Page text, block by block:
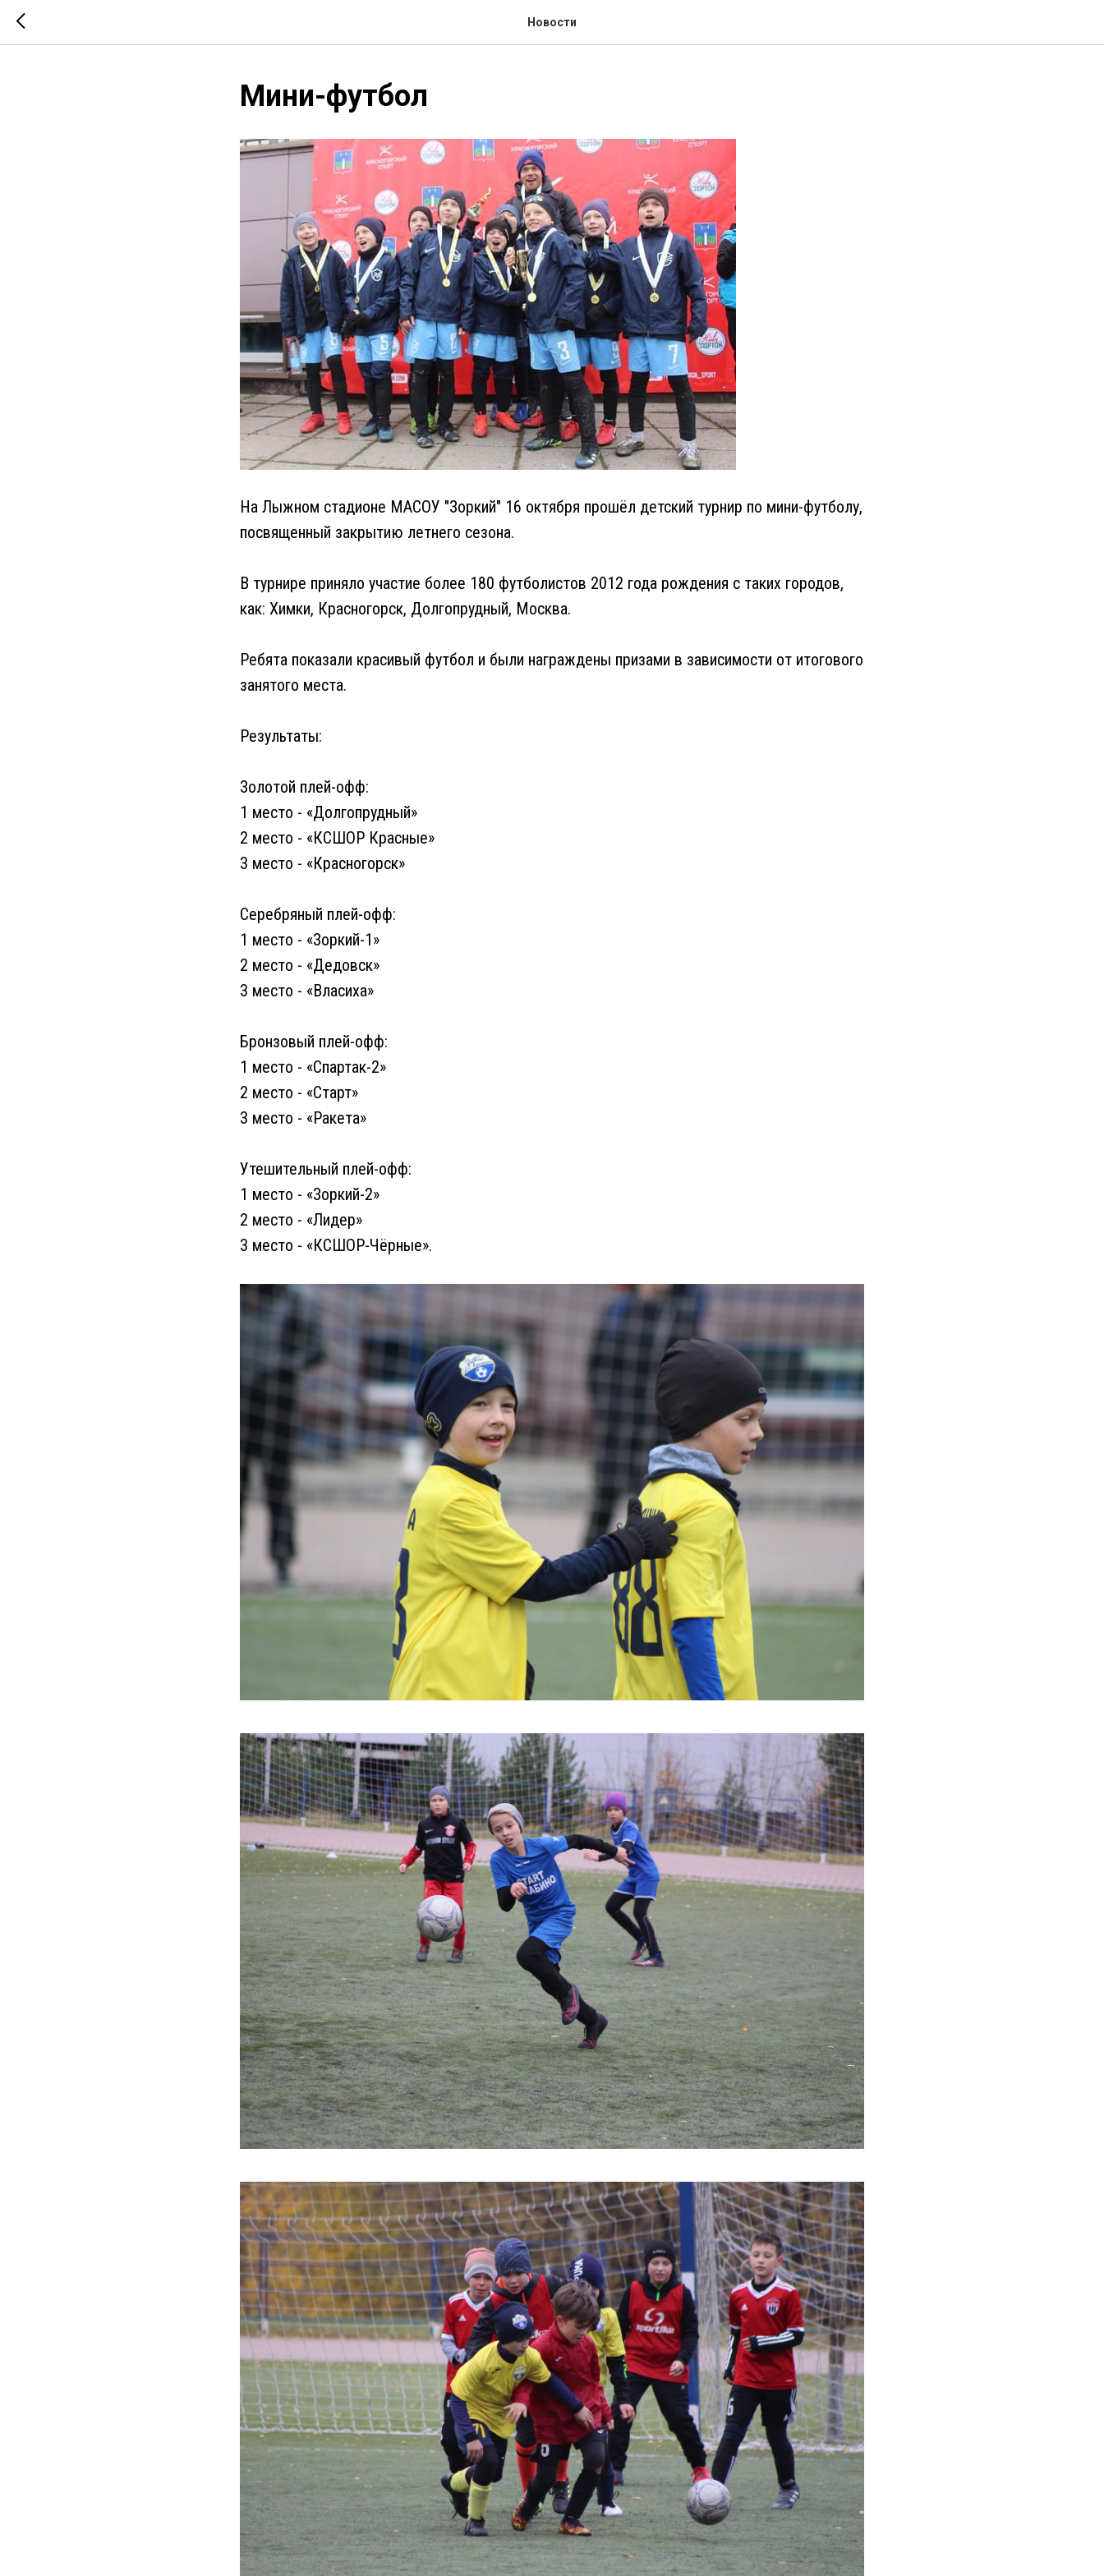
Новости
Мини-футбол
На Лыжном стадионе МАСОУ "Зоркий" 16 октября прошёл детский турнир по мини-футболу,
посвященный закрытию летнего сезона.
В турнире приняло участие более 180 футболистов 2012 года рождения с таких городов,
как: Химки, Красногорск, Долгопрудный, Москва.
Ребята показали красивый футбол и были награждены призами в зависимости от итогового
занятого места.
Результаты:
Золотой плей-офф:
1 место - «Долгопрудный»
2 место - «КСШОР Красные»
3 место - «Красногорск»
Серебряный плей-офф:
1 место - «Зоркий-1»
2 место - «Дедовск»
3 место - «Власиха»
Бронзовый плей-офф:
1 место - «Спартак-2»
2 место - «Старт»
3 место - «Ракета»
Утешительный плей-офф:
1 место - «Зоркий-2»
2 место - «Лидер»
3 место - «КСШОР-Чёрные».